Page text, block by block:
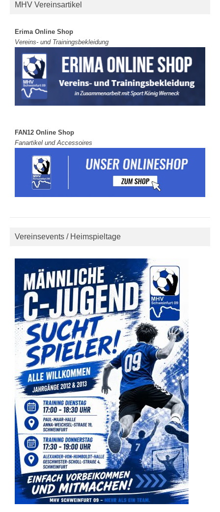
MHV Vereinsartikel
Erima Online Shop
Vereins- und Trainingsbekleidung
FAN12 Online Shop
Fanartikel und Accessoires
Vereinsevents / Heimspieltage